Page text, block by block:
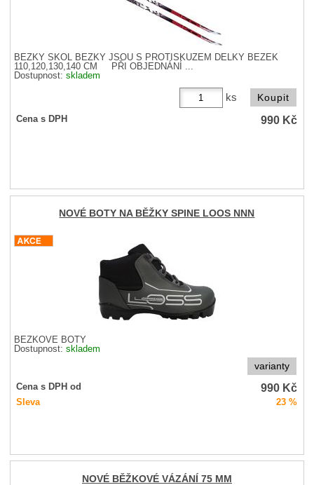
BĚŽKY SKOL BĚŽKY JSOU S PROTISKUZEM DÉLKY BĚŽEK
110,120,130,140 CM PŘI OBJEDNÁNÍ ...
Dostupnost:skladem
ks
Cena s DPH 990 Kč
NOVÉ BOTY NA BĚŽKY SPINE LOOS NNN
BĚŽKOVÉ BOTY
Dostupnost:skladem
varianty
Cena s DPH od 990 Kč
Sleva 23 %
NOVÉ BĚŽKOVÉ VÁZÁNÍ 75 MM